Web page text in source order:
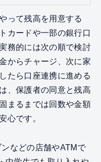
って残高を用意する
カードや一部の銀行口
務的には次の順で検討
からチャージ、次に家
たら口座連携に進める
、保護者の同意と残高
まるまでは回数や金額
心です。
ンなどの店舗やATMで